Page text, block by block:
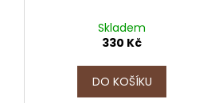
Skladem
330 Kč
DO KOŠÍKU